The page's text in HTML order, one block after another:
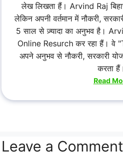
लेख लिखता हैं। Arvind Raj
लेकिन अपनी वर्तमान में नौकरी,
5 साल से ज़्यादा का अनुभव है।
Online Resurch कर रहा हैं। वे
अपने अनुभव से नौकरी, सरकारी
करता हैं।
Read
Leave a Comment